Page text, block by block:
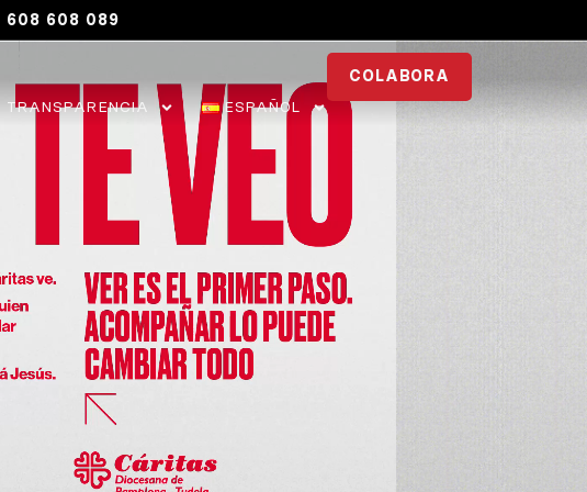
608 608 089
TRANSPARENCIA ESPAÑOL
COLABORA